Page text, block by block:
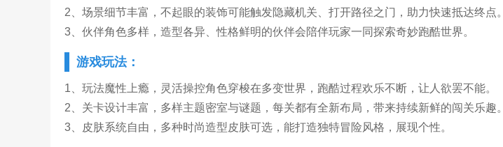
2、场景细节丰富，不起眼的装饰可能触发隐藏机关、打开路径之门，助力快速抵达终点。
3、伙伴角色多样，造型各异、性格鲜明的伙伴会陪伴玩家一同探索奇妙跑酷世界。
游戏玩法：
1、玩法魔性上瘾，灵活操控角色穿梭在多变世界，跑酷过程欢乐不断，让人欲罢不能。
2、关卡设计丰富，多样主题密室与谜题，每关都有全新布局，带来持续新鲜的闯关乐趣。
3、皮肤系统自由，多种时尚造型皮肤可选，能打造独特冒险风格，展现个性。